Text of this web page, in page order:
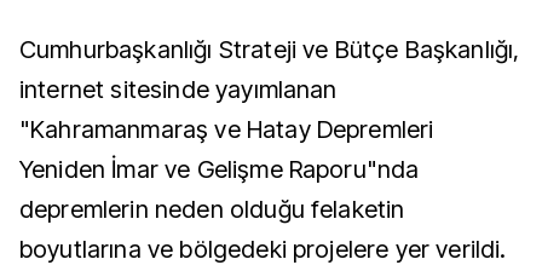
Cumhurbaşkanlığı Strateji ve Bütçe Başkanlığı,
internet sitesinde yayımlanan
"Kahramanmaraş ve Hatay Depremleri
Yeniden İmar ve Gelişme Raporu"nda
depremlerin neden olduğu felaketin
boyutlarına ve bölgedeki projelere yer verildi.